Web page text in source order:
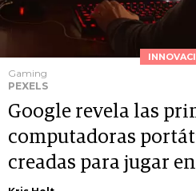
Gaming
PEXELS
Google revela las
computadoras
creadas para jugar